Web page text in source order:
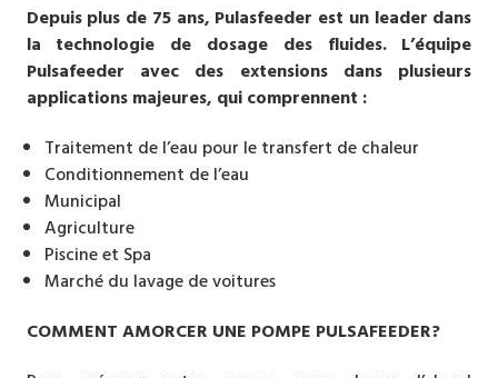
Depuis plus de 75 ans, Pulasfeeder est un leader dans
la technologie de dosage des fluides. L’équipe
Pulsafeeder avec des extensions dans plusieurs
applications majeures, qui comprennent :
Traitement de l’eau pour le transfert de chaleur
Conditionnement de l’eau
Municipal
Agriculture
Piscine et Spa
Marché du lavage de voitures
COMMENT AMORCER UNE POMPE PULSAFEEDER?